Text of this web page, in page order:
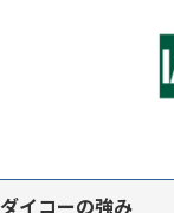
ダイコーの強み